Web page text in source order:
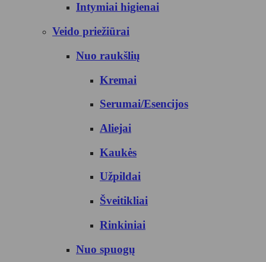
Intymiai higienai
Veido priežiūrai
Nuo raukšlių
Kremai
Serumai/Esencijos
Aliejai
Kaukės
Užpildai
Šveitikliai
Rinkiniai
Nuo spuogų